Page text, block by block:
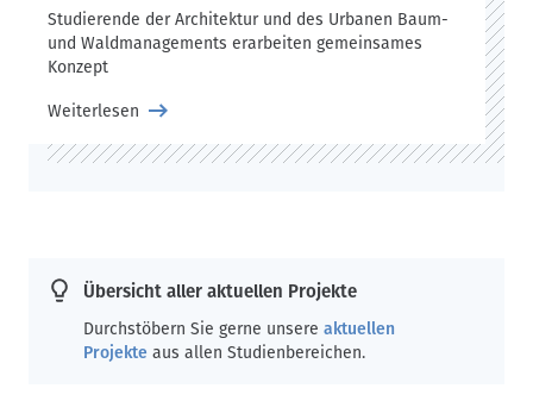
Studierende der Architektur und des Urbanen Baum-
und Waldmanagements erarbeiten gemeinsames
Konzept
Weiterlesen
Übersicht aller aktuellen Projekte
Durchstöbern Sie gerne unsere aktuellen
Projekte aus allen Studienbereichen.